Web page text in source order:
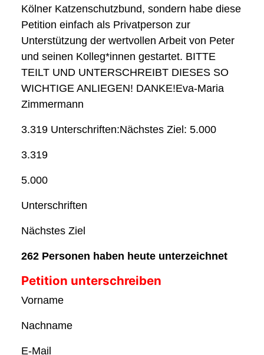
Kölner Katzenschutzbund, sondern habe diese
Petition einfach als Privatperson zur
Unterstützung der wertvollen Arbeit von Peter
und seinen Kolleg*innen gestartet. BITTE
TEILT UND UNTERSCHREIBT DIESES SO
WICHTIGE ANLIEGEN! DANKE!Eva-Maria
Zimmermann
3.319 Unterschriften:Nächstes Ziel: 5.000
3.319
5.000
Unterschriften
Nächstes Ziel
262 Personen haben heute unterzeichnet
Petition unterschreiben
Vorname
Nachname
E-Mail